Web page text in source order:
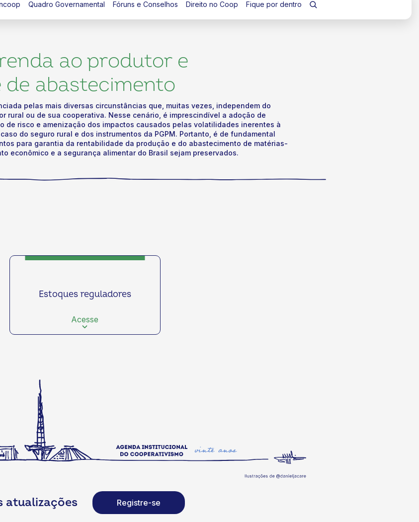
Quadro Governamental Fóruns e Conselhos Direito no Coop Fique por dentro
ao produtor e
abastecimento
pelas mais diversas circunstâncias que, muitas vezes, independem do
rural ou de sua cooperativa. Nesse cenário, é imprescindível a adoção de
de risco e amenização dos impactos causados pelas volatilidades inerentes à
do seguro rural e dos instrumentos da PGPM. Portanto, é de fundamental
para garantia da rentabilidade da produção e do abastecimento de matérias-
econômico e a segurança alimentar do Brasil sejam preservados.
Estoques reguladores
Acesse
atualizações Registre-se